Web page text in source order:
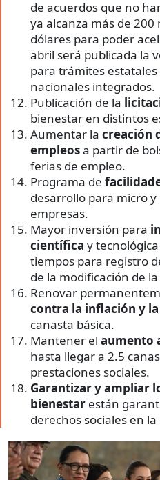
de acuerdos que no
ya alcanza más de 200
dólares para poder
abril será publicada la
para trámites
nacionales integrados.
Publicación de la
bienestar en distintos
Aumentar la creación
empleosa partir de
ferias de empleo.
Programa de
desarrollo para micro
empresas.
Mayor inversión para
científica y
tiempos para registro
de la modificación de
Renovar
contra la inflación y
canasta básica.
Mantener el aumento
hasta llegar a 2.5
prestaciones sociales.
Garantizar y ampliar
bienestar están
derechos sociales en